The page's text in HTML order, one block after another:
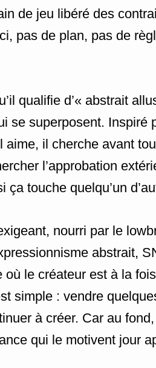
de jeu libéré des
pas de plan, pas de
qualifie d’« abstrait
se superposent. Inspiré
aime, il cherche avant
l’approbation
ça touche quelqu’un
nourri par le
abstrait,
où le créateur est à la
simple : vendre
à créer. Car au
qui le motivent jour